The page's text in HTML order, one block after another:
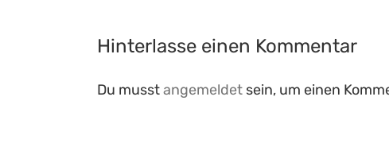
Hinterlasse einen Kommentar
Du musstangemeldet sein, um einen